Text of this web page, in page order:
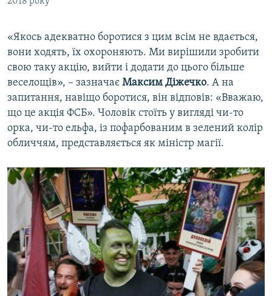
«​Якось адекватно боротися з цим всім не вдається,
вони ходять, їх охороняють. Ми вирішили зробити
свою таку акцію, вийти і додати до цього більше
веселощів», – зазначає Максим Діжечко. А на
запитання, навіщо боротися, він відповів: «​Вважаю,
що це акція ФСБ». Чоловік стоїть у вигляді чи-то
орка, чи-то ельфа, із пофарбованим в зелений колір
обличчям, представляється як міністр магії.